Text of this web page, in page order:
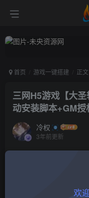
首页 游戏一键搭建 正文
三网H5游戏【大
动安装脚本+GM授
冷权
3年前更新
此内容为付费阅读，请
欢